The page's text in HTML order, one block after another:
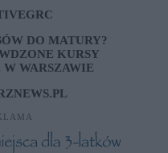
DO MATURY?
KURSY
WARSZAWIE